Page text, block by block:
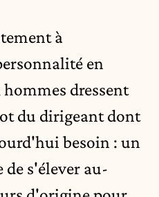
à
en
dressent
du dirigeant dont
besoin : un
de s'élever au-